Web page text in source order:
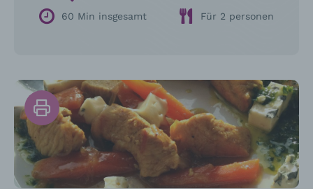
60 Min insgesamt
Für 2 personen
Drucken
Sie
das